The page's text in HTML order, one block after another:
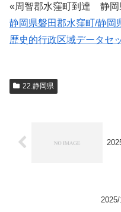
«周智郡水窪町到達 静岡
静岡県磐田郡水窪町/静岡
歴史的行政区域データセ
22.静岡県
2025/